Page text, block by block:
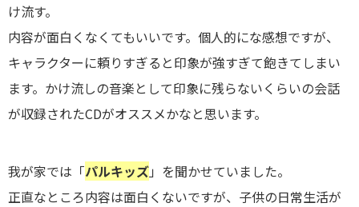
け流す。
内容が面白くなくてもいいです。個人的にな感想ですが、
キャラクターに頼りすぎると印象が強すぎて飽きてしまい
ます。かけ流しの音楽として印象に残らないくらいの会話
が収録されたCDがオススメかなと思います。
我が家では「パルキッズ」を聞かせていました。
正直なところ内容は面白くないですが、子供の日常生活が